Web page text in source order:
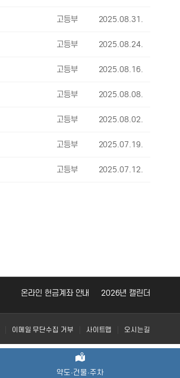
고등부 2025.08.31.
고등부 2025.08.24.
고등부 2025.08.16.
고등부 2025.08.08.
고등부 2025.08.02.
고등부 2025.07.19.
고등부 2025.07.12.
온라인 헌금계좌 안내 2026년 캘린더
이메일 무단수집 거부 사이트맵 오시는길
약도·건물·주차